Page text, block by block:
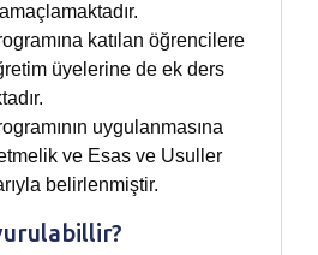
katılan öğrencilere
üyelerine de ek ders
uygulanmasına
ve Esas ve Usuller
belirlenmiştir.